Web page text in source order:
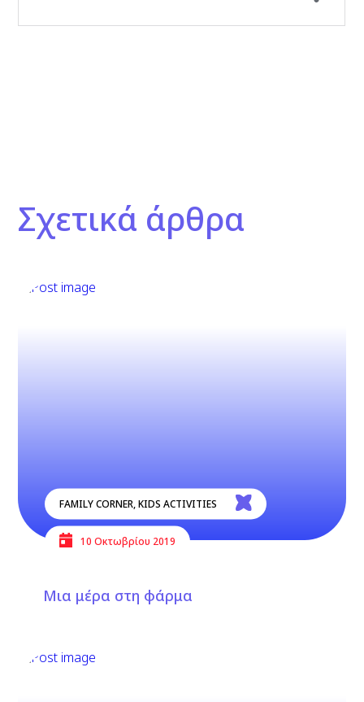
Σχετικά άρθρα
FAMILY CORNER,KIDS ACTIVITIES
10 Οκτωβρίου 2019
Μια μέρα στη φάρμα